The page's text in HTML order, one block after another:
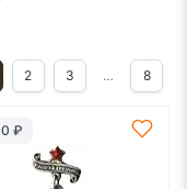
2 3 … 8
₽